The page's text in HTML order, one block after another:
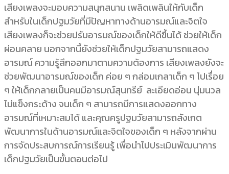
เสียงเพลงจะมอบความสนุกสนาน เพลิดเพลินให้กับเด็ก
สำหรับในเด็กปฐมวัยที่มีปัญหาทางด้านอารมณ์และจิตใจ
เสียงเพลงก็จะช่วยปรับอารมณ์ของเด็กให้ดีขึ้นได้ ช่วยให้เด็ก
ผ่อนคลาย นอกจากนี้ยังช่วยให้เด็กปฐมวัยสามารถแสดง
อารมณ์ ความรู้สึกออกมาตามความต้องการ เสียงเพลงยังจะ
ช่วยพัฒนาอารมณ์ของเด็ก ค่อย ๆ กล่อมเกลาเด็ก ๆ ไปเรื่อย
ๆ ให้เด็กกลายเป็นคนมีอารมณ์สุนทรีย์ ละเอียดอ่อน นุ่มนวล
ไม่แข็งกระด้าง จนเด็ก ๆ สามารถมีการแสดงออกทาง
อารมณ์ที่เหมาะสมได้ และคุณครูปฐมวัยสามารถสังเกต
พัฒนาการในด้านอารมณ์และจิตใจของเด็ก ๆ หลังจากผ่าน
การจัดประสบการณ์การเรียนรู้ เพื่อนำไปประเมินพัฒนาการ
เด็กปฐมวัยเป็นขั้นตอนต่อไป